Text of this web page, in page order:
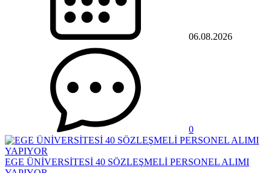
06.08.2026
0
EGE ÜNİVERSİTESİ 40 SÖZLEŞMELİ PERSONEL ALIMI